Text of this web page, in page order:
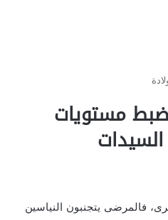
مستويات
فالمرضى يتجنبون النياسين